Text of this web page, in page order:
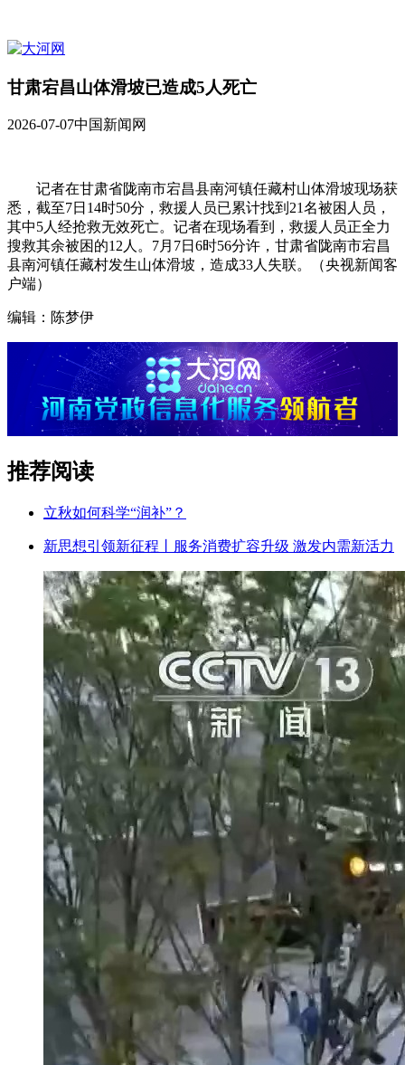
甘肃宕昌山体滑坡已造成5人死亡
2026-07-07中国新闻网
记者在甘肃省陇南市宕昌县南河镇任藏村山体滑坡现场获
悉，截至7日14时50分，救援人员已累计找到21名被困人员，
其中5人经抢救无效死亡。记者在现场看到，救援人员正全力
搜救其余被困的12人。7月7日6时56分许，甘肃省陇南市宕昌
县南河镇任藏村发生山体滑坡，造成33人失联。（央视新闻客
户端）
编辑：陈梦伊
推荐阅读
立秋如何科学“润补”？
新思想引领新征程丨服务消费扩容升级 激发内需新活力